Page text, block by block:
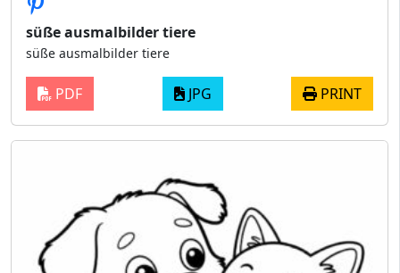
süße ausmalbilder tiere
süße ausmalbilder tiere
PDF JPG PRINT